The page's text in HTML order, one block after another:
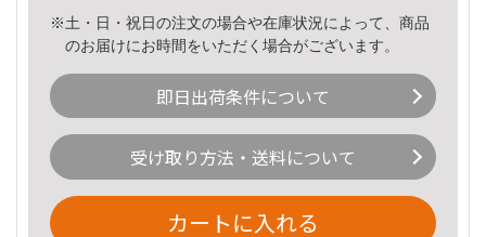
※土・日・祝日の注文の場合や在庫状況によって、商品
のお届けにお時間をいただく場合がございます。
即日出荷条件について
受け取り方法・送料について
カートに入れる